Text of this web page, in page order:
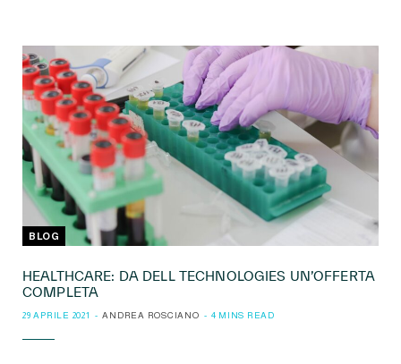
BLOG
HEALTHCARE: DA DELL TECHNOLOGIES UN’OFFERTA
COMPLETA
29 APRILE 2021 ANDREA ROSCIANO 4 MINS READ